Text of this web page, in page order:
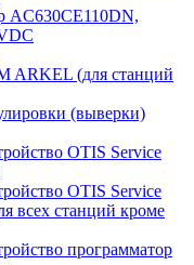
AC630CE110DN,
ARKEL (для станций
(выверки)
OTIS Service
OTIS Service
всех станций кроме
программатор